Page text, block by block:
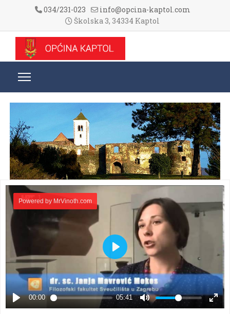
034/231-023
info@opcina-kaptol.com
Školska 3, 34334 Kaptol